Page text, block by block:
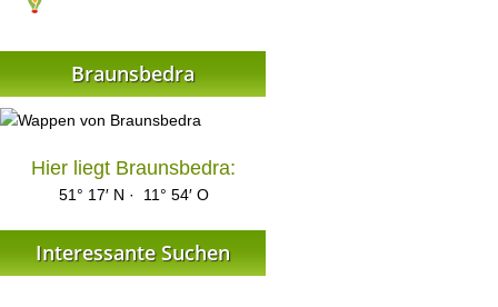
Braunsbedra
Hier liegt Braunsbedra:
51° 17′ N · 11° 54′ O
Interessante Suchen